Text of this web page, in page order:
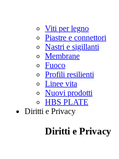
Viti per legno
Piastre e connettori
Nastri e sigillanti
Membrane
Fuoco
Profili resilienti
Linee vita
Nuovi prodotti
HBS PLATE
Diritti e Privacy
Diritti e Privacy